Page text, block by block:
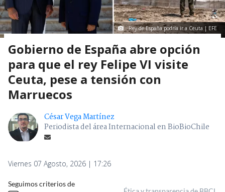
Rey de España podría ir a Ceuta | EFE
Gobierno de España abre opción
para que el rey Felipe VI visite
Ceuta, pese a tensión con
Marruecos
César Vega Martínez
Periodista del área Internacional en BioBioChile
Viernes 07 Agosto, 2026 | 17:26
Seguimos criterios de